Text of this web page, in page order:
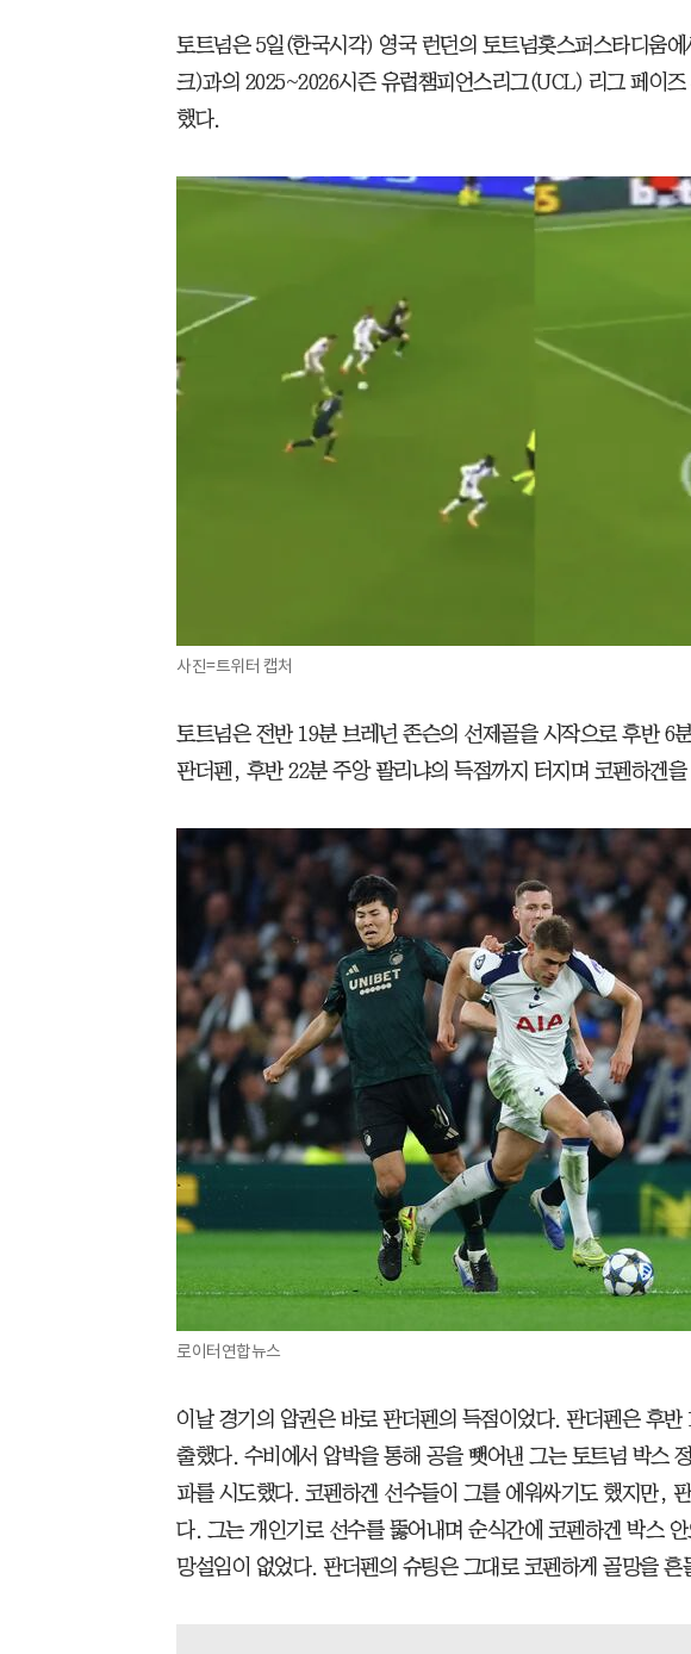
토트넘은 5일(한국시각) 영국 런던의 토트넘홋스퍼스타디움
크)과의 2025~2026시즌 유럽챔피언스리그(UCL) 리그 페이즈
했다.
사진=트위터 캡처
토트넘은 전반 19분 브레넌 존슨의 선제골을 시작으로 후반 6
판더펜, 후반 22분 주앙 팔리냐의 득점까지 터지며 코펜하겐
로이터연합뉴스
이날 경기의 압권은 바로 판더펜의 득점이었다. 판더펜은 후반
출했다. 수비에서 압박을 통해 공을 뺏어낸 그는 토트넘 박스
파를 시도했다. 코펜하겐 선수들이 그를 에워싸기도 했지만,
다. 그는 개인기로 선수를 뚫어내며 순식간에 코펜하겐 박스
망설임이 없었다. 판더펜의 슈팅은 그대로 코펜하게 골망을 흔